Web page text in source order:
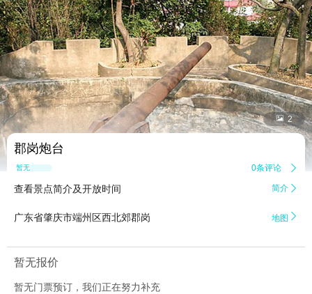
 2
郡岗炮台
暂无点评 0条评论 
查看景点简介及开放时间 简介 
广东省肇庆市端州区西北郊郡岗 地图 
暂无报价
暂无门票预订，我们正在努力补充
